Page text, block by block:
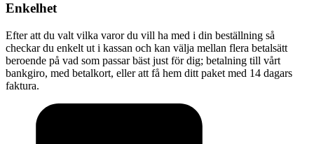
Enkelhet
Efter att du valt vilka varor du vill ha med i din beställning så
checkar du enkelt ut i kassan och kan välja mellan flera betalsätt
beroende på vad som passar bäst just för dig; betalning till vårt
bankgiro, med betalkort, eller att få hem ditt paket med 14 dagars
faktura.